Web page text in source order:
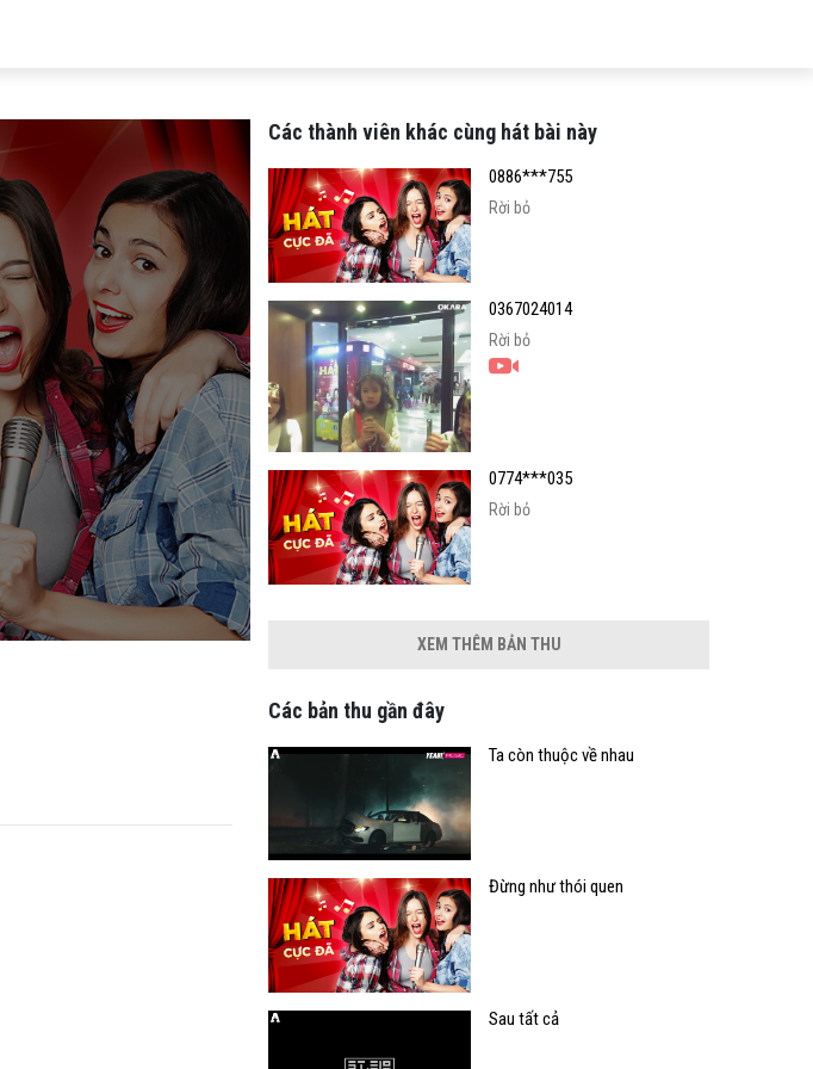
Các thành viên khác cùng hát bài này
0886***755
Rời bỏ
0367024014
Rời bỏ
0774***035
Rời bỏ
XEM THÊM BẢN THU
Các bản thu gần đây
Ta còn thuộc về nhau
Đừng như thói quen
Sau tất cả